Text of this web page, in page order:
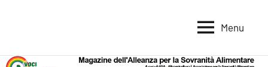
per
per
Menu